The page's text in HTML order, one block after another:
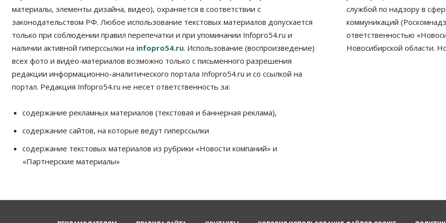
материалы, элементы дизайна, видео), охраняется в соответствии с
законодательством РФ. Любое использование текстовых материалов допускается
только при соблюдении правил перепечатки и при упоминании Infopro54.ru и
наличии активной гиперссылки на infopro54.ru. Использование (воспроизведение)
всех фото и видео-материалов возможно только с письменного разрешения
редакции информационно-аналитического портала Infopro54.ru и со ссылкой на
портал. Редакция Infopro54.ru не несет ответственность за:
содержание рекламных материалов (текстовая и баннерная реклама),
содержание сайтов, на которые ведут гиперссылки
содержание текстовых материалов из рубрики «Новости компаний» и
«Партнерские материалы»
службой по надзору в
коммуникаций
ответственностью
Новосибирской области.